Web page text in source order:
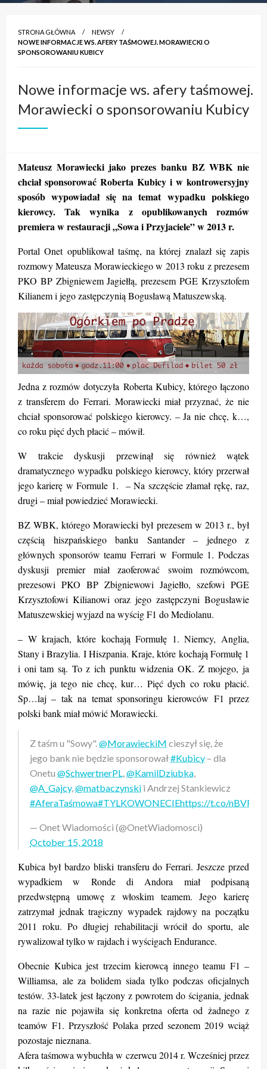
STRONA GŁÓWNA
NEWSY
NOWE INFORMACJE WS. AFERY TAŚMOWEJ. MORAWIECKI O
SPONSOROWANIU KUBICY
Nowe informacje ws. afery taśmowej.
Morawiecki o sponsorowaniu Kubicy
Mateusz Morawiecki jako prezes banku BZ WBK nie
chciał sponsorować Roberta Kubicy i w kontrowersyjny
sposób wypowiadał się na temat wypadku polskiego
kierowcy. Tak wynika z opublikowanych rozmów
premiera w restauracji „Sowa i Przyjaciele” w 2013 r.
Portal Onet opublikował taśmę, na której znalazł się zapis
rozmowy Mateusza Morawieckiego w 2013 roku z prezesem
PKO BP Zbigniewem Jagiełłą, prezesem PGE Krzysztofem
Kilianem i jego zastępczynią Bogusławą Matuszewską.
Jedna z rozmów dotyczyła Roberta Kubicy, którego łączono
z transferem do Ferrari. Morawiecki miał przyznać, że nie
chciał sponsorować polskiego kierowcy. – Ja nie chcę, k…,
co roku pięć dych płacić – mówił.
W trakcie dyskusji przewinął się również wątek
dramatycznego wypadku polskiego kierowcy, który przerwał
jego karierę w Formule 1. – Na szczęście złamał rękę, raz,
drugi – miał powiedzieć Morawiecki.
BZ WBK, którego Morawiecki był prezesem w 2013 r., był
częścią hiszpańskiego banku Santander – jednego z
głównych sponsorów teamu Ferrari w Formule 1. Podczas
dyskusji premier miał zaoferować swoim rozmówcom,
prezesowi PKO BP Zbigniewowi Jagiełło, szefowi PGE
Krzysztofowi Kilianowi oraz jego zastępczyni Bogusławie
Matuszewskiej wyjazd na wyścig F1 do Mediolanu.
– W krajach, które kochają Formułę 1. Niemcy, Anglia,
Stany i Brazylia. I Hiszpania. Kraje, które kochają Formułę 1
i oni tam są. To z ich punktu widzenia OK. Z mojego, ja
mówię, ja tego nie chcę, kur… Pięć dych co roku płacić.
Sp…laj – tak na temat sponsoringu kierowców F1 przez
polski bank miał mówić Morawiecki.
Z taśm u "Sowy".@MorawieckiM cieszył się, że
jego bank nie będzie sponsorował#Kubicy – dla
Onetu @SchwertnerPL,@KamilDziubka,
@A_Gajcy,@matbaczynski i Andrzej Stankiewicz
#AferaTaśmowa#TYLKOWONECIEhttps://t.co/
— Onet Wiadomości (@OnetWiadomosci)
October 15, 2018
Kubica był bardzo bliski transferu do Ferrari. Jeszcze przed
wypadkiem w Ronde di Andora miał podpisaną
przedwstępną umowę z włoskim teamem. Jego karierę
zatrzymał jednak tragiczny wypadek rajdowy na początku
2011 roku. Po długiej rehabilitacji wrócił do sportu, ale
rywalizował tylko w rajdach i wyścigach Endurance.
Obecnie Kubica jest trzecim kierowcą innego teamu F1 –
Williamsa, ale za bolidem siada tylko podczas oficjalnych
testów. 33-latek jest łączony z powrotem do ścigania, jednak
na razie nie pojawiła się konkretna oferta od żadnego z
teamów F1. Przyszłość Polaka przed sezonem 2019 wciąż
pozostaje nieznana.
Afera taśmowa wybuchła w czerwcu 2014 r. Wcześniej przez